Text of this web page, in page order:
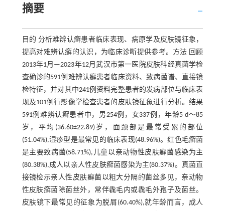
摘要
目的 分析难辨认癣患者临床表现、病原学及皮肤镜征象，
提高对难辨认癣的认识，为临床诊断提供参考。方法 回顾
2013年1月—2023年12月武汉市第一医院皮肤科经真菌学检
查确诊的591例难辨认癣患者临床资料、致病菌谱、直接镜
检特征，并对其中241例资料完整患者的发病部位与临床表
现及101例行影像学检查患者的皮肤镜征象进行分析。结果
591例难辨认癣患者中，男254例，女337例，年龄5 d～85
岁，平均(36.60±22.89)岁，面颈部是最常受累的部位
(51.04%),湿疹型是最常见的临床表现(48.96%)。红色毛癣菌
是主要致病菌(58.71%),儿童以亲动物性皮肤癣菌感染为主
(80.38%),成人以亲人性皮肤癣菌感染为主(80.37%)。真菌直
接镜检示亲人性皮肤癣菌以粗大分隔的菌丝多见，亲动物
性皮肤癣菌除菌丝外，常伴毳毛内或毳毛外孢子及菌丝。
皮肤镜下最常见的征象为脱屑(60.40%),就年龄而言，成人